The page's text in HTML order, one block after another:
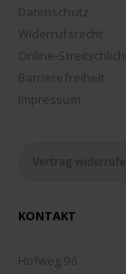
Datenschutz
Widerrufsrecht
Online-
Barrierefreiheit
Impressum
Vertrag
KONTAKT
Hofweg 96